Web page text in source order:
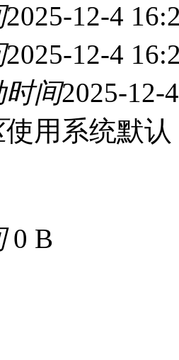
2025-12-4
2025-12-4
时间2025-12-
使用系统默认
0 B